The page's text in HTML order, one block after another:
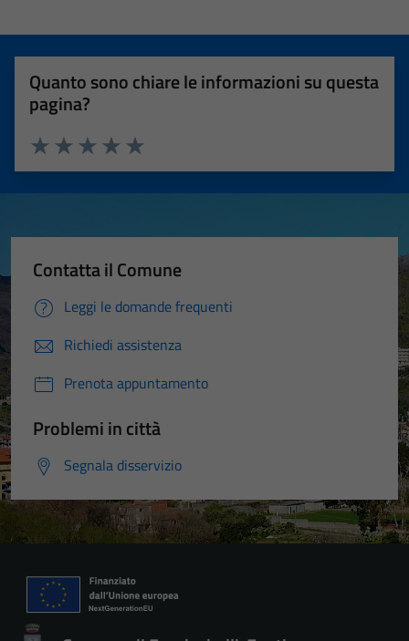
Quanto sono chiare le informazioni su questa
pagina?
Valuta 5 stelle su 5
Valuta 4 stelle su 5
Valuta 3 stelle su 5
Valuta 2 stelle su 5
Valuta 1 stelle su 5
Contatta il Comune
Leggi le domande frequenti
Richiedi assistenza
Prenota appuntamento
Problemi in città
Segnala disservizio